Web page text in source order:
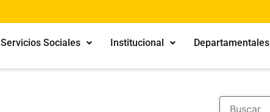
Servicios Sociales Institucional Departamentales